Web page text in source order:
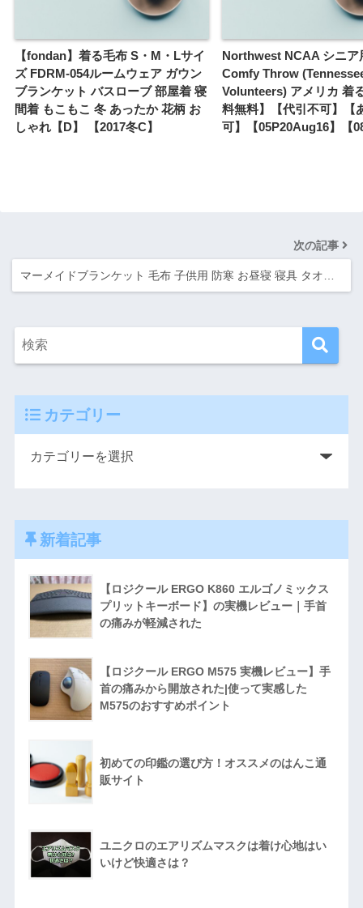
【fondan】着る毛布 S・M・Lサイ
ズ FDRM-054ルームウェア ガウン
ブランケット バスローブ 部屋着 寝
間着 もこもこ 冬 あったか 花柄 お
しゃれ【D】 【2017冬C】
Northwest NCAA シニア
Comfy Throw
Volunteers) アメリカ 着
料無料】【代引不可】【
可】【05P20Aug16】【
次の記事
マーメイドブランケット 毛布 子供用 防寒 お昼寝 寝具 タオ…
カテゴリー
新着記事
【ロジクール ERGO K860 エルゴノミックス
プリットキーボード】の実機レビュー｜手首
の痛みが軽減された
【ロジクール ERGO M575 実機レビュー】手
首の痛みから開放された|使って実感した
M575のおすすめポイント
初めての印鑑の選び方！オススメのはんこ通
販サイト
ユニクロのエアリズムマスクは着け心地はい
いけど快適さは？